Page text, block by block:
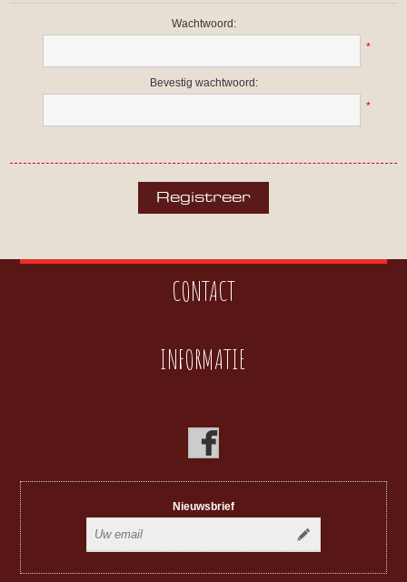
Wachtwoord:
*
Bevestig wachtwoord:
*
CONTACT
INFORMATIE
Nieuwsbrief